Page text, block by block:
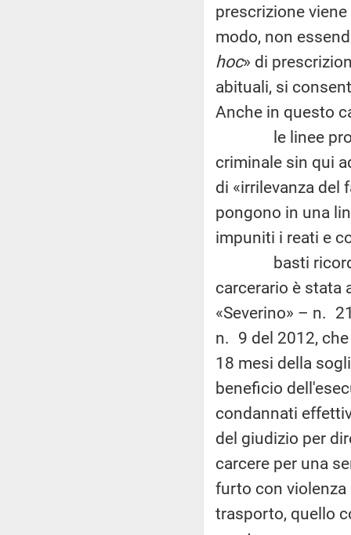
prescrizione
modo, non
hoc» di
abituali, si
Anche in questo
le linee
criminale sin qui
di «irrilevanza del
pongono in una
impuniti i reati e
basti ricordare
carcerario è stata
«Severino» – n.
n. 9 del 2012,
18 mesi della
beneficio
condannati
del giudizio per
carcere per una
furto con violenza
trasporto, quello